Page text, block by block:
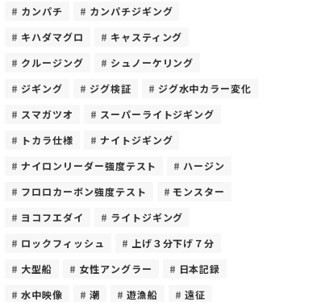
カンパチ
カンパチジギング
キハダマグロ
キャスティング
クルージング
シュノーケリング
ジギング
ジグ検証
ジグ水中カラー変化
スマガツオ
スーパーライトジギング
トカラ仕様
ナイトジギング
ナイロンリーダー強度テスト
ハージン
フロロカーボン強度テスト
モンスター
ヨコフエダイ
ライトジギング
ロックフィッシュ
上げ３分下げ７分
大型船
女性アングラー
日本記録
水中映像
潮 遊漁船
遠征